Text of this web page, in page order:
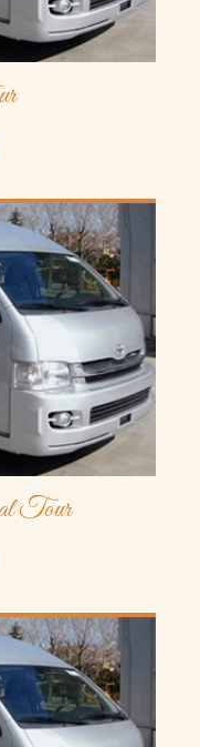
ruins. Very clean,
quiet, clean yet
maintained well and
who goes by
expertise and
the staff giving her a
after exploring
of days here! "
Tour